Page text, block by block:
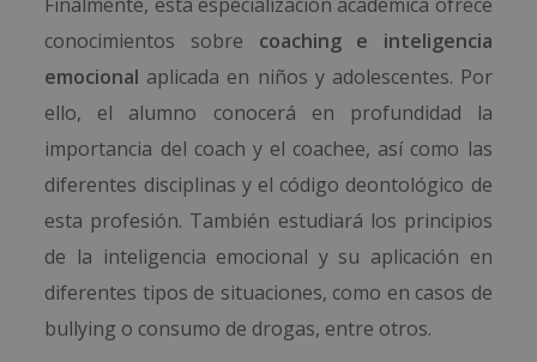
conocimientos sobre coaching e inteligencia
emocional aplicada en niños y adolescentes. Por
ello, el alumno conocerá en profundidad la
importancia del coach y el coachee, así como las
diferentes disciplinas y el código deontológico de
esta profesión. También estudiará los principios
de la inteligencia emocional y su aplicación en
diferentes tipos de situaciones, como en casos de
bullying o consumo de drogas, entre otros.